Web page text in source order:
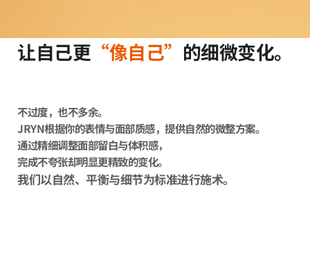
让自己更 “像自己” 的细微变化。
不过度，也不多余。
JRYN根据你的表情与面部质感，提供自然的微整方案。
通过精细调整面部留白与体积感，
完成不夸张却明显更精致的变化。
我们以自然、平衡与细节为标准进行施术。